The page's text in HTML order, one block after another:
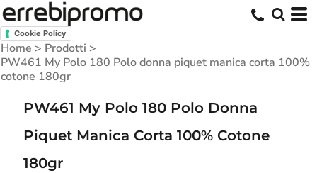
Cookie Policy
Home > Prodotti >
PW461 My Polo 180 Polo donna piquet manica corta 100%
cotone 180gr
PW461 My Polo 180 Polo Donna
Piquet Manica Corta 100% Cotone
180gr